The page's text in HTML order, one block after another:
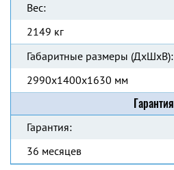
Вес:
2149 кг
Габаритные размеры (ДхШхВ):
2990x1400x1630 мм
Гарантия
Гарантия:
36 месяцев